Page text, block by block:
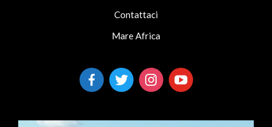
Contattaci
Mare Africa
facebook-
alt
twitter instagramyoutube